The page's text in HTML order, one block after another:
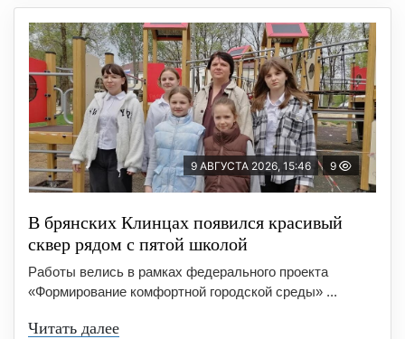
9 АВГУСТА 2026, 15:46 9
В брянских Клинцах появился красивый
сквер рядом с пятой школой
Работы велись в рамках федерального проекта
«Формирование комфортной городской среды» ...
Читать далее